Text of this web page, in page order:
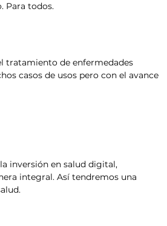
Para todos.
tratamiento de enfermedades
casos de usos pero con el avance
inversión en salud digital,
integral. Así tendremos una